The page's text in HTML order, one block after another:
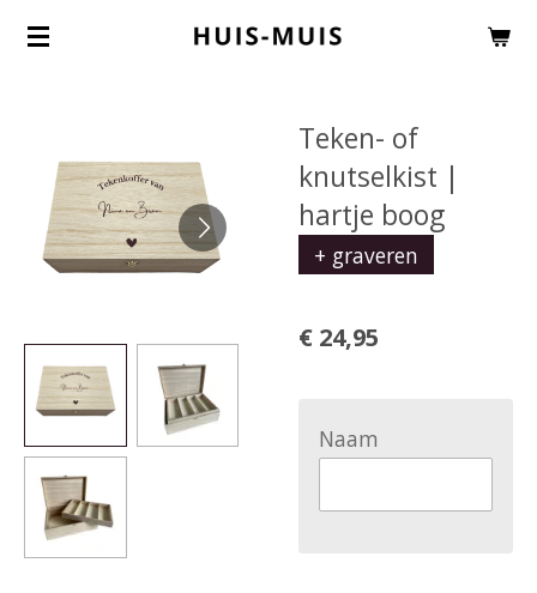
Ga
hoofdinhoud
Teken- of
knutselkist |
hartje boog
+ graveren
€ 24,95
Naam